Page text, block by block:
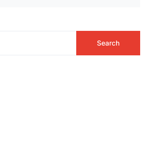
Search